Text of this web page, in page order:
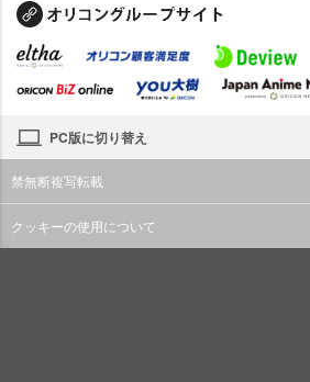
PC版に切り替え
禁無断複写転載
クッキーの使用について